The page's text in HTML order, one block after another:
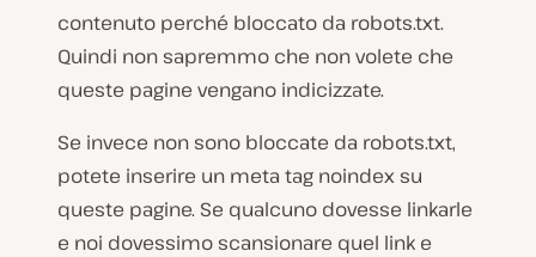
contenuto perché bloccato da robots.txt.
Quindi non sapremmo che non volete che
queste pagine vengano indicizzate.
Se invece non sono bloccate da robots.txt,
potete inserire un meta tag noindex su
queste pagine. Se qualcuno dovesse linkarle
e noi dovessimo scansionare quel link e